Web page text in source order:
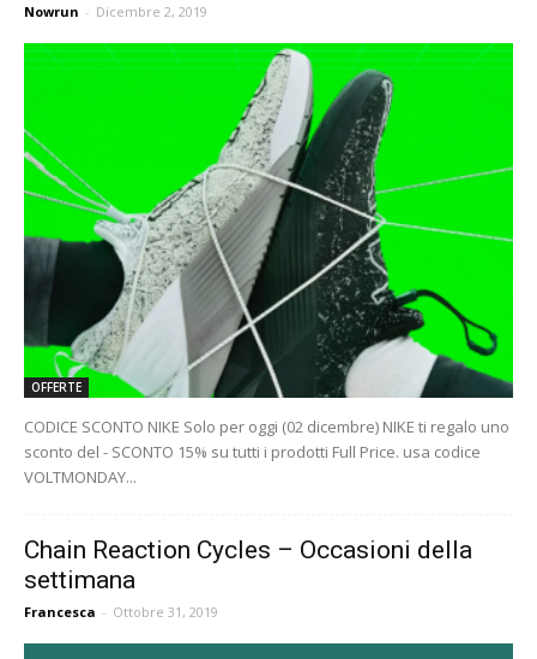
Nowrun - Dicembre 2, 2019
OFFERTE
CODICE SCONTO NIKE Solo per oggi (02 dicembre) NIKE ti regalo uno
sconto del - SCONTO 15% su tutti i prodotti Full Price. usa codice
VOLTMONDAY...
Chain Reaction Cycles – Occasioni della
settimana
Francesca - Ottobre 31, 2019